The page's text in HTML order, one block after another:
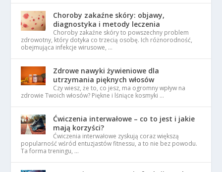
Choroby zakaźne skóry: objawy,
diagnostyka i metody leczenia
Choroby zakaźne skóry to powszechny problem
zdrowotny, który dotyka co trzecią osobę. Ich różnorodność,
obejmująca infekcje wirusowe, …
Zdrowe nawyki żywieniowe dla
utrzymania pięknych włosów
Czy wiesz, że to, co jesz, ma ogromny wpływ na
zdrowie Twoich włosów? Piękne i lśniące kosmyki …
Ćwiczenia interwałowe – co to jest i jakie
mają korzyści?
Ćwiczenia interwałowe zyskują coraz większą
popularność wśród entuzjastów fitnessu, a to nie bez powodu.
Ta forma treningu, …